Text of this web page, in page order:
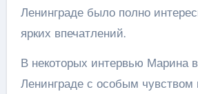
Ленинграде было полно
ярких впечатлений.
В некоторых интервью Марина
Ленинграде с особым чувством